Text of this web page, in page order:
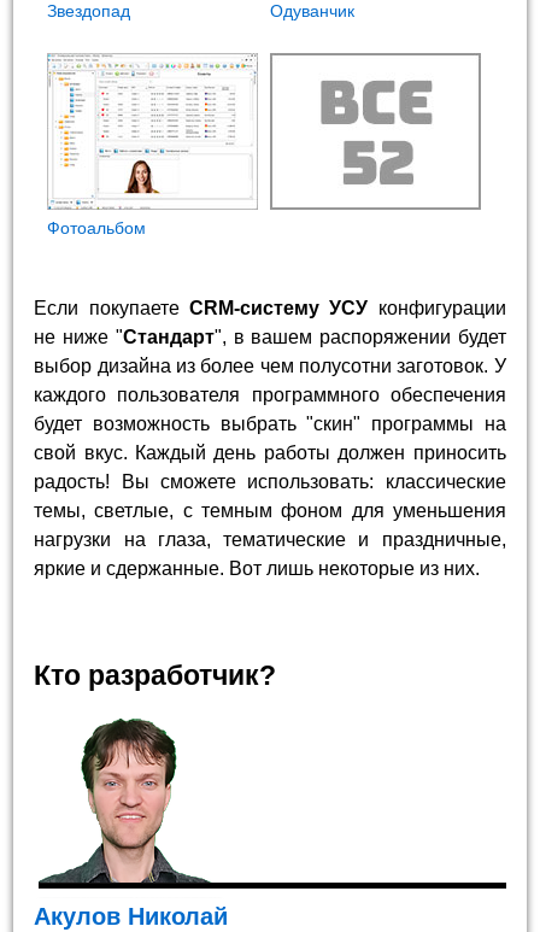
Звездопад Одуванчик
Фотоальбом
Если покупаете CRM-систему УСУ конфигурации
не ниже "Стандарт", в вашем распоряжении будет
выбор дизайна из более чем полусотни заготовок. У
каждого пользователя программного обеспечения
будет возможность выбрать "скин" программы на
свой вкус. Каждый день работы должен приносить
радость! Вы сможете использовать: классические
темы, светлые, с темным фоном для уменьшения
нагрузки на глаза, тематические и праздничные,
яркие и сдержанные. Вот лишь некоторые из них.
Кто разработчик?
Акулов Николай